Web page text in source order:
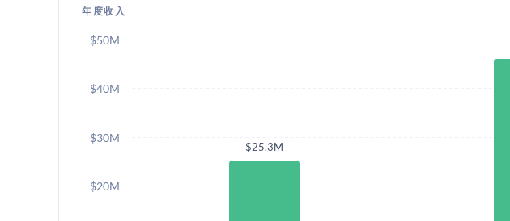
年度收入
$25.3M
$20M
$30M
$40M
$50M